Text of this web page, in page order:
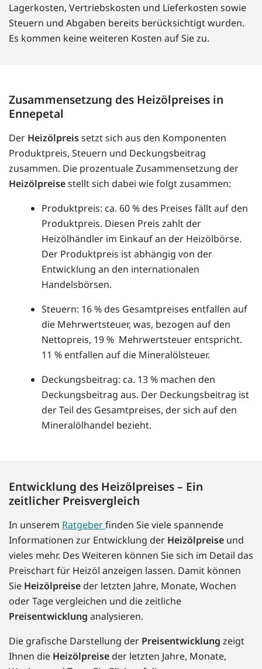
Lagerkosten, Vertriebskosten und Lieferkosten sowie
Steuern und Abgaben bereits berücksichtigt wurden.
Es kommen keine weiteren Kosten auf Sie zu.
Zusammensetzung des Heizölpreises in
Ennepetal
Der Heizölpreissetzt sich aus den Komponenten
Produktpreis, Steuern und Deckungsbeitrag
zusammen. Die prozentuale Zusammensetzung der
Heizölpreisestellt sich dabei wie folgt zusammen:
Produktpreis: ca. 60 % des Preises fällt auf den
Produktpreis. Diesen Preis zahlt der
Heizölhändler im Einkauf an der Heizölbörse.
Der Produktpreis ist abhängig von der
Entwicklung an den internationalen
Handelsbörsen.
Steuern: 16 % des Gesamtpreises entfallen auf
die Mehrwertsteuer, was, bezogen auf den
Nettopreis, 19 % Mehrwertsteuer entspricht.
11 % entfallen auf die Mineralölsteuer.
Deckungsbeitrag: ca. 13 % machen den
Deckungsbeitrag aus. Der Deckungsbeitrag ist
der Teil des Gesamtpreises, der sich auf den
Mineralölhandel bezieht.
Entwicklung des Heizölpreises – Ein
zeitlicher Preisvergleich
In unserem Ratgeberfinden Sie viele spannende
Informationen zur Entwicklung der Heizölpreise und
vieles mehr. Des Weiteren können Sie sich im Detail das
Preischart für Heizöl anzeigen lassen. Damit können
Sie Heizölpreise der letzten Jahre, Monate, Wochen
oder Tage vergleichen und die zeitliche
Preisentwicklung analysieren.
Die grafische Darstellung der Preisentwicklung zeigt
Ihnen die Heizölpreise der letzten Jahre, Monate,